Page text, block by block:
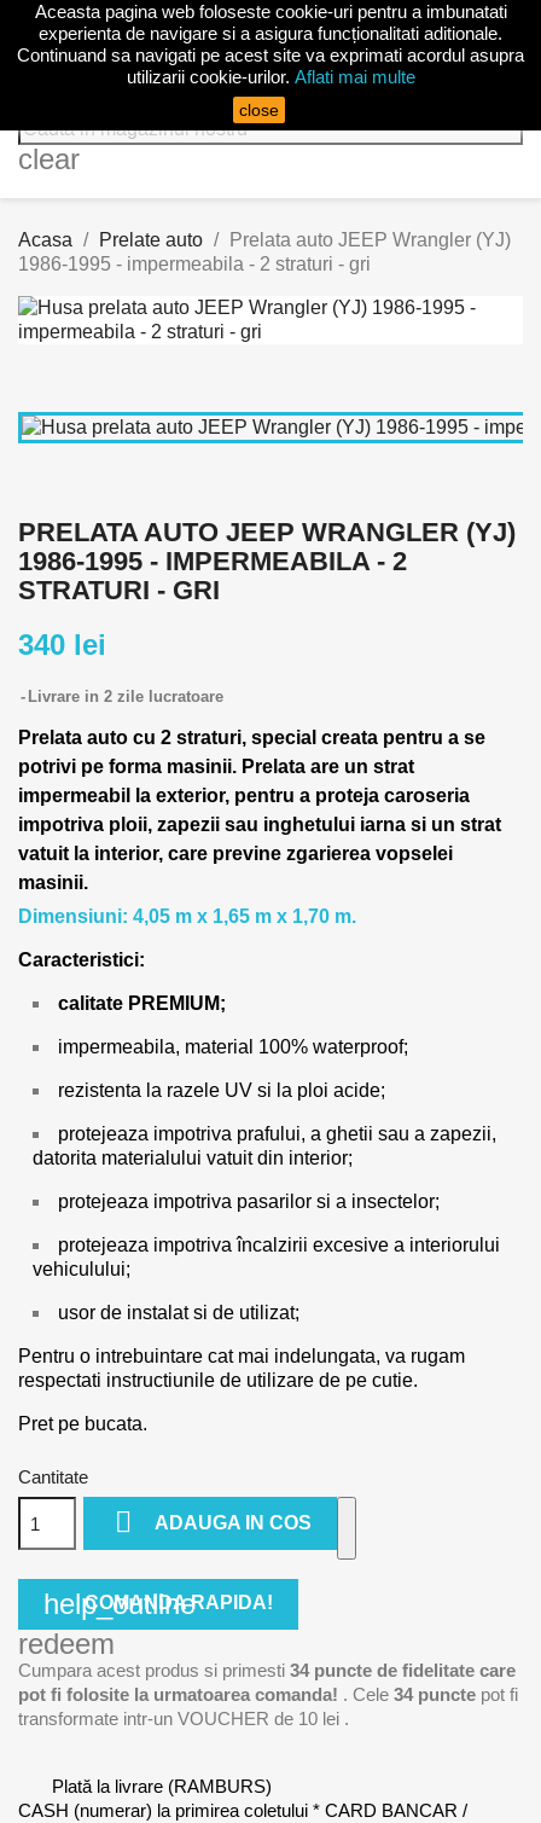
clear
Acasa Prelate auto
Prelata auto JEEP Wrangler (YJ)
1986-1995 - impermeabila - 2 straturi - gri
PRELATA AUTO JEEP WRANGLER (YJ)
1986-1995 - IMPERMEABILA - 2
STRATURI - GRI
340 lei
Livrare in 2 zile lucratoare
Prelata auto cu 2 straturi, special creata pentru a se
potrivi pe forma masinii. Prelata are un strat
impermeabil la exterior, pentru a proteja caroseria
impotriva ploii, zapezii sau inghetului iarna si un strat
vatuit la interior, care previne zgarierea vopselei
masinii.
Dimensiuni: 4,05 m x 1,65 m x 1,70 m.
Caracteristici:
calitate PREMIUM;
impermeabila, material 100% waterproof;
rezistenta la razele UV si la ploi acide;
protejeaza impotriva prafului, a ghetii sau a zapezii,
datorita materialului vatuit din interior;
protejeaza impotriva pasarilor si a insectelor;
protejeaza impotriva încalzirii excesive a interiorului
vehiculului;
usor de instalat si de utilizat;
Pentru o intrebuintare cat mai indelungata, va rugam
respectati instructiunile de utilizare de pe cutie.
Pret pe bucata.
Cantitate
 ADAUGA IN COS
help_outline
COMANDA RAPIDA!
redeem
Cumpara acest produs si primesti 34puncte de fidelitate care
pot fi folosite la urmatoarea comanda! . Cele 34puncte pot fi
transformate intr-un VOUCHER de 10 lei .
Plată la livrare (RAMBURS)
CASH (numerar) la primirea coletului * CARD BANCAR /
Aceasta pagina web foloseste cookie-uri pentru a imbunatati
experienta de navigare si a asigura funcționalitati aditionale.
Continuand sa navigati pe acest site va exprimati acordul asupra
utilizarii cookie-urilor. Aflati mai multe
close